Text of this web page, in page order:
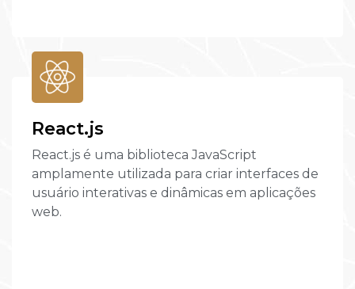
React.js
React.js é uma biblioteca JavaScript
amplamente utilizada para criar interfaces de
usuário interativas e dinâmicas em aplicações
web.